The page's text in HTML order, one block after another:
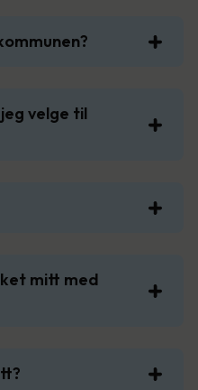
velge til
mitt med